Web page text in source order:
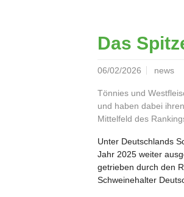
Das
06/02/2026 news
Tönnies und
und haben dabei
Mittelfeld des
Unter Deutschlands
Jahr 2025 weiter
getrieben durch den
Schweinehalter